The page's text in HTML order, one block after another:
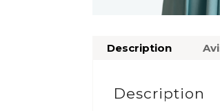
Description
Description